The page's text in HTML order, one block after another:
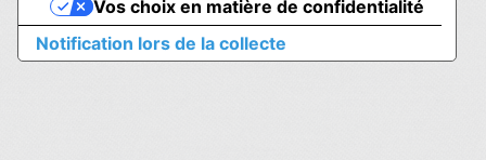
Notification lors de la collecte
Vos choix en matière de confidentialité